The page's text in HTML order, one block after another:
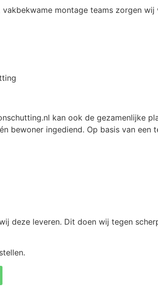
montage teams zorgen
kan ook de gezamenlijke
bewoner ingediend. Op basis van
deze leveren. Dit doen wij tegen